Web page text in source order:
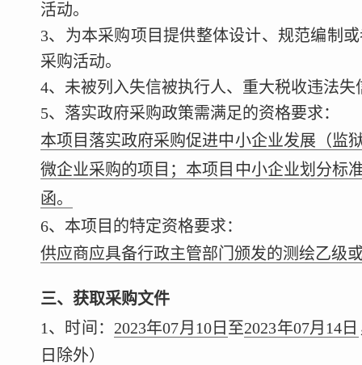
活动。
3、为本采购项目提供整体设计、规范编制
采购活动。
4、未被列入失信被执行人、重大税收违法
5、落实政府采购政策需满足的资格要求：
本项目落实政府采购促进中小企业发展（监
微企业采购的项目；本项目中小企业划分标
函。
6、本项目的特定资格要求：
供应商应具备行政主管部门颁发的测绘乙级
三、获取采购文件
1、时间： 2023年07月10日 至2023年07月14日
日除外）